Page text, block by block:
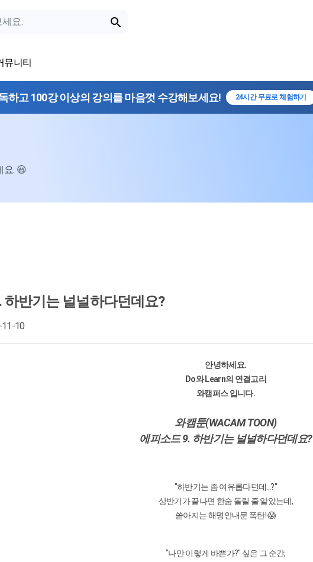
뮤니티
하고 100강 이상의 강의를 마음껏 수강해보세요! 24시간 무료로 체험하기
요. 😃
하반기는 널널하다던데요?
11-10
안녕하세요.
Do와 Learn의 연결고리
와캠퍼스 입니다.
와캠툰(WACAM TOON)
에피소드 9. 하반기는 널널하다던데요?
"하반기는 좀 여유롭다던데...?"
상반기가 끝나면 한숨 돌릴 줄 알았는데,
쏟아지는 해명안내문 폭탄! 😱
"나만 이렇게 바쁜가?" 싶은 그 순간,